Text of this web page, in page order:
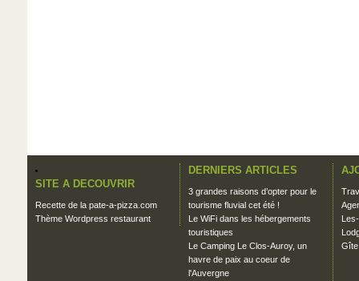
SITE A DECOUVRIR
Recette de la pate-a-pizza.com
Thème Wordpress restaurant
DERNIERS ARTICLES
3 grandes raisons d’opter pour le
tourisme fluvial cet été !
Le WiFi dans les hébergements
touristiques
Le Camping Le Clos-Auroy, un
havre de paix au coeur de
l'Auvergne